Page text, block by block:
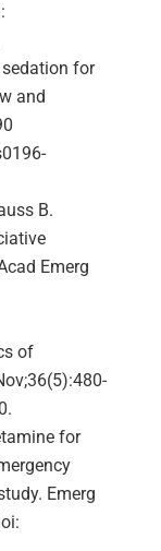
sedation for
and
B.
Emerg
of
for
Emerg